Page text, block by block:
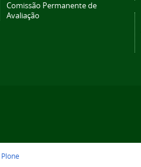
Comissão Permanente de
Avaliação
Plone